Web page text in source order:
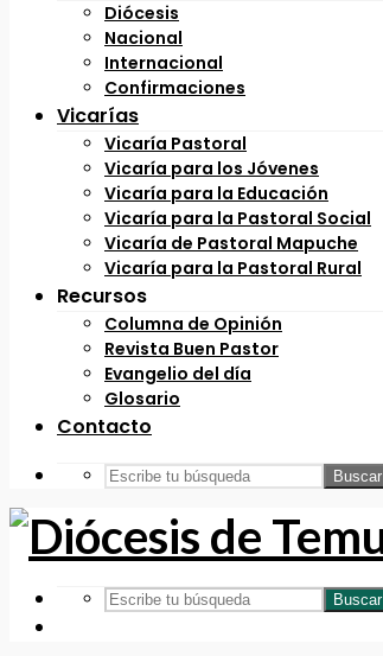
Diócesis
Nacional
Internacional
Confirmaciones
Vicarías
Vicaría Pastoral
Vicaría para los Jóvenes
Vicaría para la Educación
Vicaría para la Pastoral Social
Vicaría de Pastoral Mapuche
Vicaría para la Pastoral Rural
Recursos
Columna de Opinión
Revista Buen Pastor
Evangelio del día
Glosario
Contacto
Buscar
Buscar